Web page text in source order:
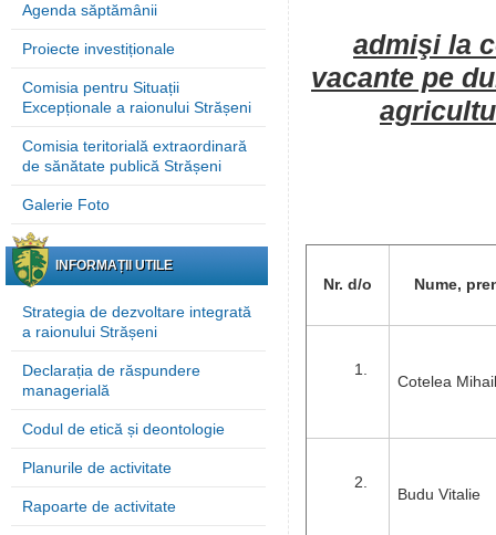
Agenda săptămânii
Proiecte investiționale
Comisia pentru Situații
Excepționale a raionului Strășeni
Comisia teritorială extraordinară
de sănătate publică Strășeni
Galerie Foto
INFORMAȚII UTILE
Strategia de dezvoltare integrată
a raionului Strășeni
Declarația de răspundere
managerială
Codul de etică și deontologie
Planurile de activitate
Rapoarte de activitate
admişi la
vacante pe
Nr. d/o Nume,
1.
Cotelea Mihail
2.
Budu Vitalie